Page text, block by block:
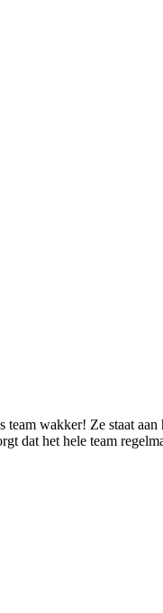
wakker! Ze staat
dat het hele team